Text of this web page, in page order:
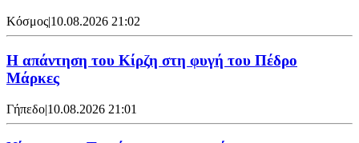
Κόσμος|10.08.2026 21:02
Η απάντηση του Κίρζη στη φυγή του Πέδρο
Μάρκες
Γήπεδο|10.08.2026 21:01